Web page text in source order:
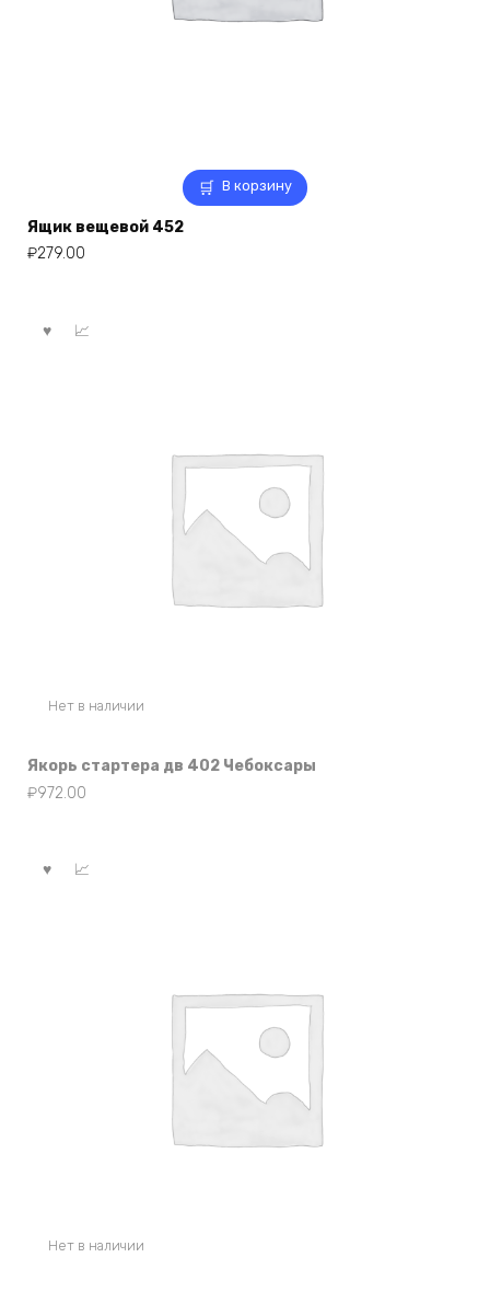
В корзину
Ящик вещевой 452
₽279.00
Нет в наличии
Якорь стартера дв 402 Чебоксары
₽972.00
Нет в наличии